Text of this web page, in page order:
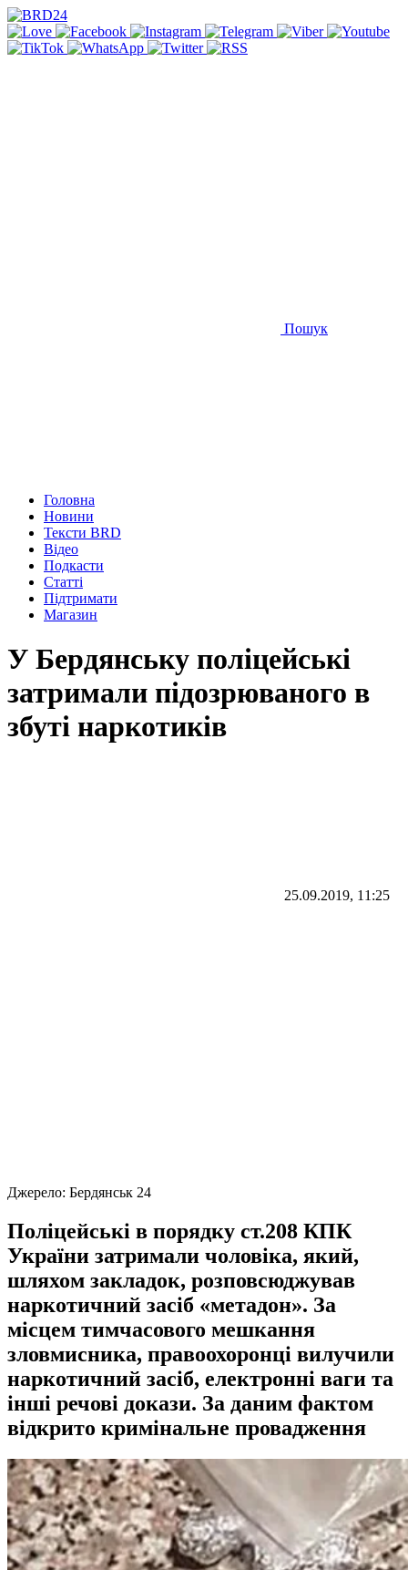
Пошук
Головна
Новини
Тексти BRD
Відео
Подкасти
Статті
Підтримати
Магазин
У Бердянську поліцейські
затримали підозрюваного в
збуті наркотиків
25.09.2019, 11:25
Джерело: Бердянськ 24
Поліцейські в порядку ст.208 КПК
України затримали чоловіка, який,
шляхом закладок, розповсюджував
наркотичний засіб «метадон». За
місцем тимчасового мешкання
зловмисника, правоохоронці вилучили
наркотичний засіб, електронні ваги та
інші речові докази. За даним фактом
відкрито кримінальне провадження